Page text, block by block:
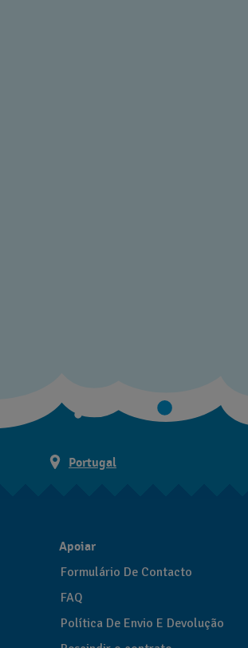
Portugal
Apoiar
Formulário De Contacto
FAQ
Política De Envio E Devolução